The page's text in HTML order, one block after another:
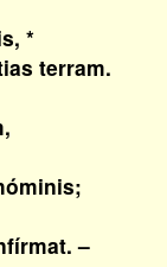
*
terram.
–